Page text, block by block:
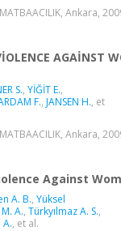
Ankara,
AGAİNST
S., YİĞİT E.,
F., JANSEN H., et
Ankara,
Against
A. B., Yüksel
A., Türkyılmaz A. S.,
, et al.